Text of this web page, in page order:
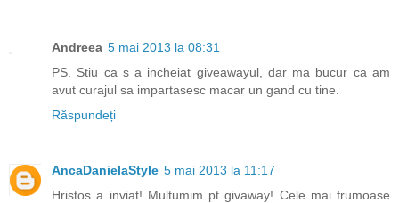
Andreea 5 mai 2013 la 08:31
PS. Stiu ca s a incheiat giveawayul, dar ma bucur ca am
avut curajul sa impartasesc macar un gand cu tine.
Răspundeți
AncaDanielaStyle 5 mai 2013 la 11:17
Hristos a inviat! Multumim pt givaway! Cele mai frumoase